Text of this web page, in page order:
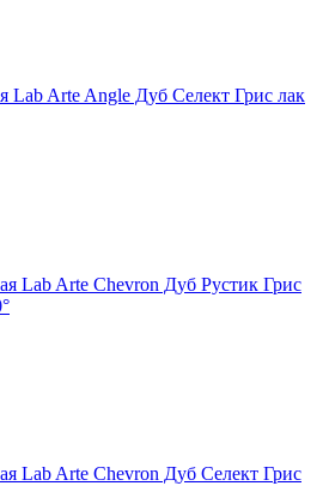
Lab Arte Angle Дуб Селект Грис лак
Lab Arte Chevron Дуб Рустик Грис
Lab Arte Chevron Дуб Селект Грис